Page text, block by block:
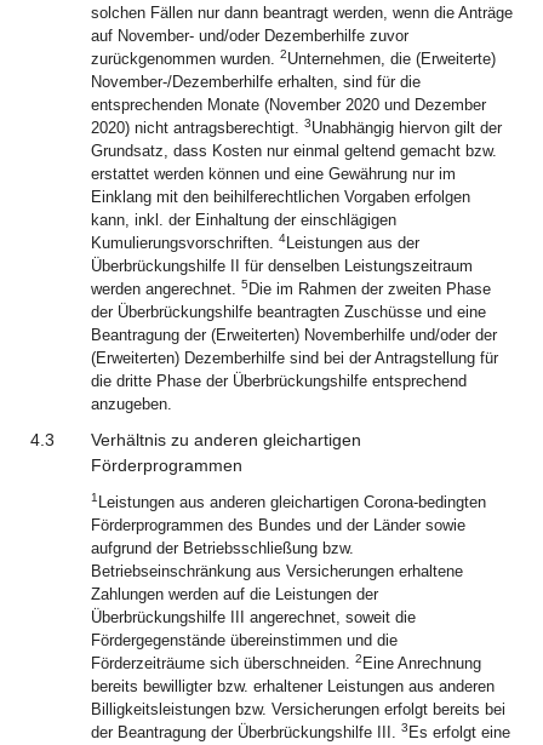
solchen Fällen nur dann beantragt werden, wenn die Anträge
auf November- und/oder Dezemberhilfe zuvor
zurückgenommen wurden. 2Unternehmen, die (Erweiterte)
November-/Dezemberhilfe erhalten, sind für die
entsprechenden Monate (November 2020 und Dezember
2020) nicht antragsberechtigt. 3Unabhängig hiervon gilt der
Grundsatz, dass Kosten nur einmal geltend gemacht bzw.
erstattet werden können und eine Gewährung nur im
Einklang mit den beihilferechtlichen Vorgaben erfolgen
kann, inkl. der Einhaltung der einschlägigen
Kumulierungsvorschriften. 4Leistungen aus der
Überbrückungshilfe II für denselben Leistungszeitraum
werden angerechnet. 5 Die im Rahmen der zweiten Phase
der Überbrückungshilfe beantragten Zuschüsse und eine
Beantragung der (Erweiterten) Novemberhilfe und/oder der
(Erweiterten) Dezemberhilfe sind bei der Antragstellung für
die dritte Phase der Überbrückungshilfe entsprechend
anzugeben.
4.3
Verhältnis zu anderen gleichartigen
Förderprogrammen
1 Leistungen aus anderen gleichartigen Corona-bedingten
Förderprogrammen des Bundes und der Länder sowie
aufgrund der Betriebsschließung bzw.
Betriebseinschränkung aus Versicherungen erhaltene
Zahlungen werden auf die Leistungen der
Überbrückungshilfe III angerechnet, soweit die
Fördergegenstände übereinstimmen und die
Förderzeiträume sich überschneiden. 2 Eine Anrechnung
bereits bewilligter bzw. erhaltener Leistungen aus anderen
Billigkeitsleistungen bzw. Versicherungen erfolgt bereits bei
der Beantragung der Überbrückungshilfe III. 3 Es erfolgt eine